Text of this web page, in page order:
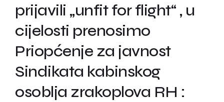
prijavili „unfit for flight“ , u
cijelosti prenosimo
Priopćenje za javnost
Sindikata kabinskog
osoblja zrakoplova RH :